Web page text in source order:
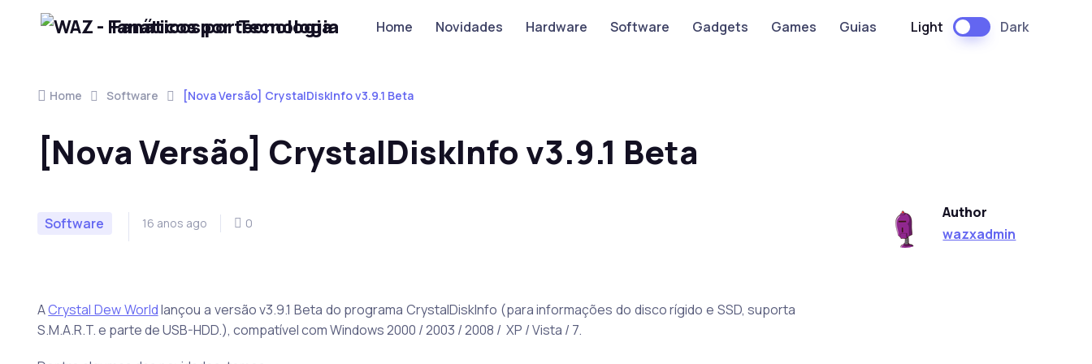
Skip to navigation
Skip to contentFanáticos por Tecnologia Home Novidades Hardware Software Gadgets Games Guias Light Dark
Home Software [Nova Versão] CrystalDiskInfo v3.9.1 Beta
[Nova Versão] CrystalDiskInfo v3.9.1 Beta
Software 16 anos ago 0
Author
wazxadmin
ACrystal Dew Worldlançou a versão v3.9.1 Beta do programa CrystalDiskInfo (para informações do disco rígido e SSD, suporta
S.M.A.R.T. e parte de USB-HDD.), compatível com Windows 2000 / 2003 / 2008 / XP / Vista / 7.